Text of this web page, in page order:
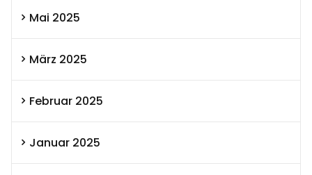
Mai 2025
März 2025
Februar 2025
Januar 2025